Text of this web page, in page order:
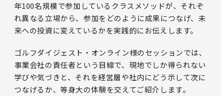
年100名規模で参加しているクラスメソッドが、それぞ
れ異なる立場から、参加をどのように成果につなげ、未
来への投資に変えているかを実践的にお伝えします。
ゴルフダイジェスト・オンライン様のセッションでは、
事業会社の責任者という目線で、現地でしか得られない
学びや気づきと、それを経営層や社内にどう示して次に
つなげるか、等身大の体験を交えてご紹介します。